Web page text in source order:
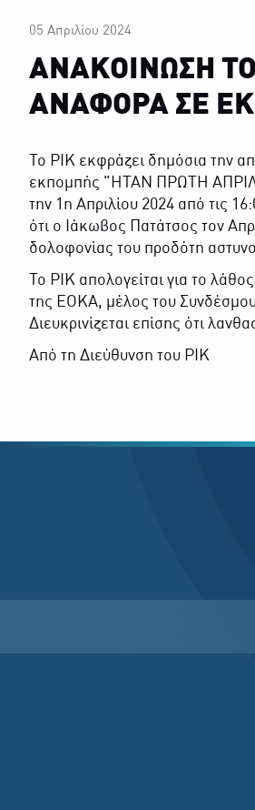
05 Απριλίου 2024
ΑΝΑΚΟΙΝΩΣΗ
ΑΝΑΦΟΡΑ ΣΕ
Το ΡΙΚ εκφράζει δημόσια την
εκπομπής ''ΗΤΑΝ ΠΡΩΤΗ
την 1η Απριλίου 2024 από τις
ότι ο Ιάκωβος Πατάτσος τον
δολοφονίας του προδότη
Το ΡΙΚ απολογείται για το
της ΕΟΚΑ, μέλος του
Διευκρινίζεται επίσης ότι
Από τη Διεύθυνση του ΡΙΚ